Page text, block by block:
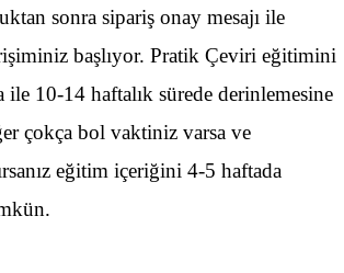
sonra sipariş onay mesajı ile
başlıyor. Pratik Çeviri eğitimini
ile 10-14 haftalık sürede derinlemesine
çokça bol vaktiniz varsa ve
eğitim içeriğini 4-5 haftada